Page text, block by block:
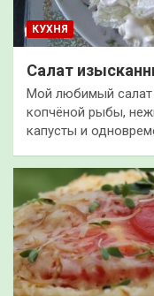
КУХНЯ
Салат
Мой любимый салат
копчёной рыбы,
капусты и